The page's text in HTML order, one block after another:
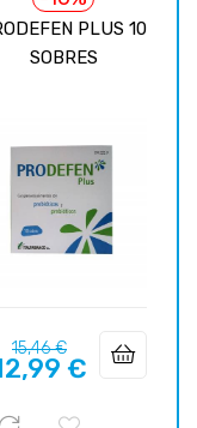
PLUS 10
SOBRES
Precio
regular
15,46 €Precio
€